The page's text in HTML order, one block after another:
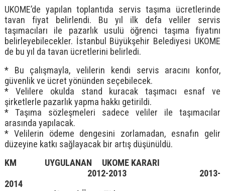
UKOME’de yapılan toplantıda servis taşıma ücretlerinde
tavan fiyat belirlendi. Bu yıl ilk defa veliler servis
taşımacıları ile pazarlık usulü öğrenci taşıma fiyatını
belirleyebilecekler. İstanbul Büyükşehir Belediyesi UKOME
de bu yıl da tavan ücretlerini belirledi.
* Bu çalışmayla, velilerin kendi servis aracını konfor,
güvenlik ve ücret yönünden seçebilecek.
* Velilere okulda stand kuracak taşımacı esnaf ve
şirketlerle pazarlık yapma hakkı getirildi.
* Taşıma sözleşmeleri sadece veliler ile taşımacılar
arasında yapılacak.
* Velilerin ödeme dengesini zorlamadan, esnafın gelir
düzeyine katkı sağlayacak bir artış düşünüldü.
KM UYGULANAN UKOME KARARI
2012-2013 2013-
2014